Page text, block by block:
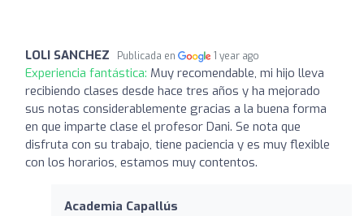
LOLI SANCHEZ Publicada en 1 year ago
Experiencia fantástica: Muy recomendable, mi hijo lleva
recibiendo clases desde hace tres años y ha mejorado
sus notas considerablemente gracias a la buena forma
en que imparte clase el profesor Dani. Se nota que
disfruta con su trabajo, tiene paciencia y es muy flexible
con los horarios, estamos muy contentos.
Academia Capallús